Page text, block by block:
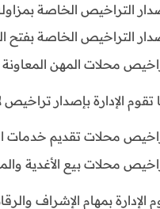
التراخيص الخاصة
التراخيص الخاصة بفتح
محلات المهن
محلات تقديم خدمات
محلات بيع الأغدية
الإدارة بمهام الإشراف